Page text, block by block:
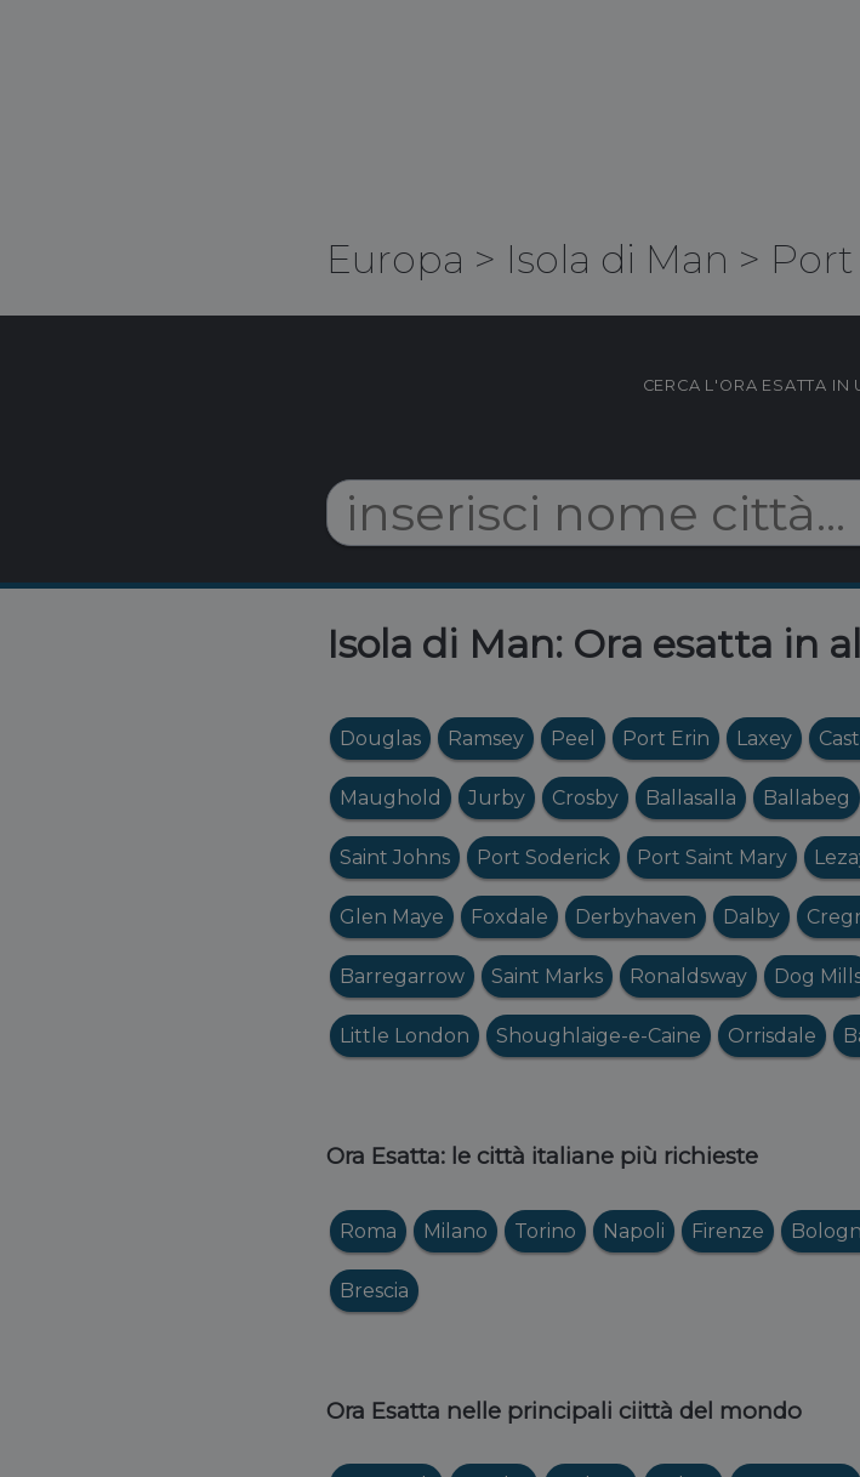
Europa > Isola di Man >
CERCA L'ORA ESATTA IN
Isola di Man: Ora esatta in
Douglas Ramsey Peel Port Erin Laxey
Maughold Jurby Crosby Ballasalla Ballabeg
Saint Johns Port Soderick Port Saint Mary
Glen Maye Foxdale Derbyhaven Dalby
Barregarrow Saint Marks Ronaldsway Dog
Little London Shoughlaige-e-Caine Orrisdale
Ora Esatta: le città italiane più richieste
Roma Milano Torino Napoli Firenze
Brescia
Ora Esatta nelle principali ciittà del mondo